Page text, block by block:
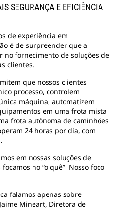
SEGURANÇA E EFICIÊNCIA
de experiência em
é de surpreender que a
no fornecimento de soluções de
clientes.
que nossos clientes
processo, controlem
máquina, automatizem
em uma frota mista
frota autônoma de caminhões
24 horas por dia, com
em nossas soluções de
no “o quê”. Nosso foco
falamos apenas sobre
Mineart, Diretora de